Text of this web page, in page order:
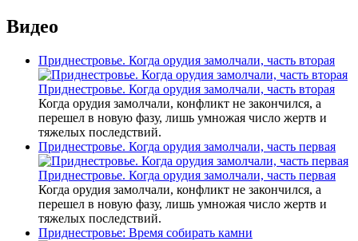
Видео
Приднестровье. Когда орудия замолчали, часть вторая
Приднестровье. Когда орудия замолчали, часть вторая
Когда орудия замолчали, конфликт не закончился, а
перешел в новую фазу, лишь умножая число жертв и
тяжелых последствий.
Приднестровье. Когда орудия замолчали, часть первая
Приднестровье. Когда орудия замолчали, часть первая
Когда орудия замолчали, конфликт не закончился, а
перешел в новую фазу, лишь умножая число жертв и
тяжелых последствий.
Приднестровье: Время собирать камни